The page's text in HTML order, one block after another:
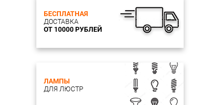
БЕСПЛАТНАЯ
ДОСТАВКА
ОТ 10000 РУБЛЕЙ
ЛАМПЫ
ДЛЯ ЛЮСТР